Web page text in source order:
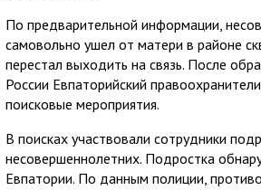
По предварительной информации,
самовольно ушел от матери в районе
перестал выходить на связь. После
России Евпаторийский
поисковые мероприятия.
В поисках участвовали сотрудники
несовершеннолетних. Подростка
Евпатории. По данным полиции,